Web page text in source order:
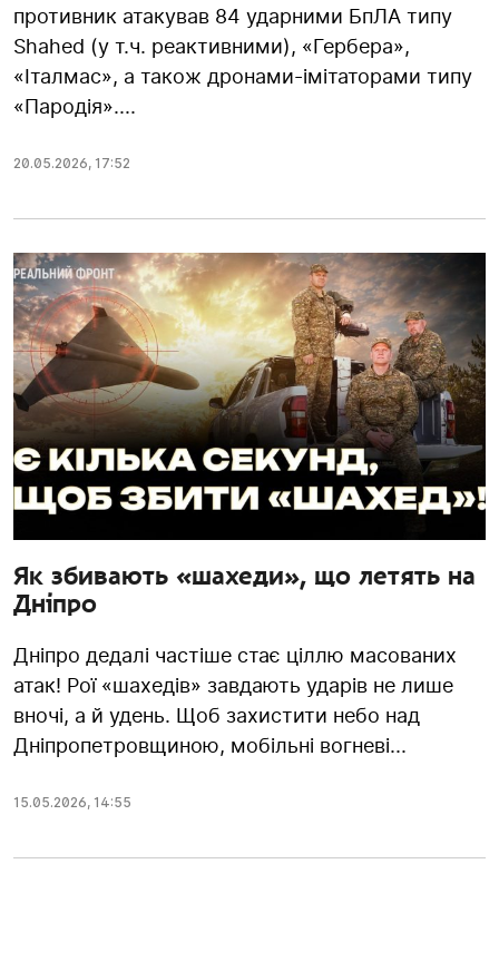
противник атакував 84 ударними БпЛА типу
Shahed (у т.ч. реактивними), «Гербера»,
«Італмас», а також дронами-імітаторами типу
«Пародія»....
20.05.2026, 17:52
Як збивають «шахеди», що летять на
Дніпро
Дніпро дедалі частіше стає ціллю масованих
атак! Рої «шахедів» завдають ударів не лише
вночі, а й удень. Щоб захистити небо над
Дніпропетровщиною, мобільні вогневі...
15.05.2026, 14:55